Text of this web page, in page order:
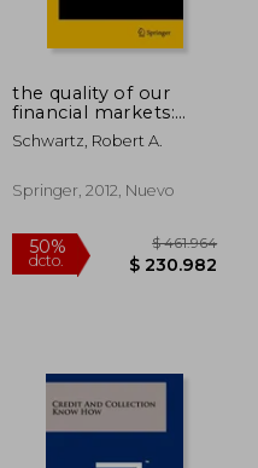
50%
the quality of our
financial markets:
taking stock of where
we stand (en Inglés)
Schwartz, Robert A.
Springer, 2012, Nuevo